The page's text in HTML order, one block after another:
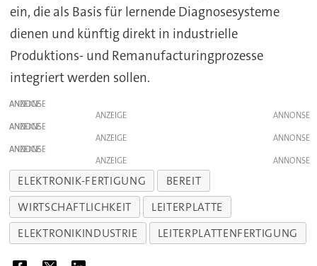
ein, die als Basis für lernende Diagnosesysteme
dienen und künftig direkt in industrielle
Produktions- und Remanufacturingprozesse
integriert werden sollen.
ANZEIGE
ANZEIGE
ANZEIGE
ANZEIGE
ANZEIGE
ANZEIGE
ELEKTRONIK-FERTIGUNG
BEREIT
WIRTSCHAFTLICHKEIT
LEITERPLATTE
ELEKTRONIKINDUSTRIE
LEITERPLATTENFERTIGUNG